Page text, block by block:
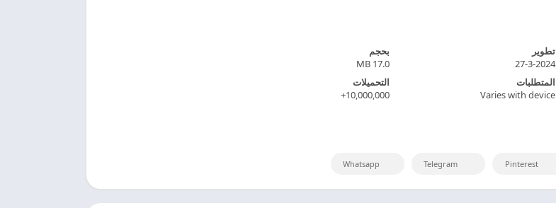
تطوير
27-3-2024
بحجم
17.0 MB
المتطلبات
Varies with device
التحميلات
10,000,000+
Pinterest
Telegram
Whatsapp